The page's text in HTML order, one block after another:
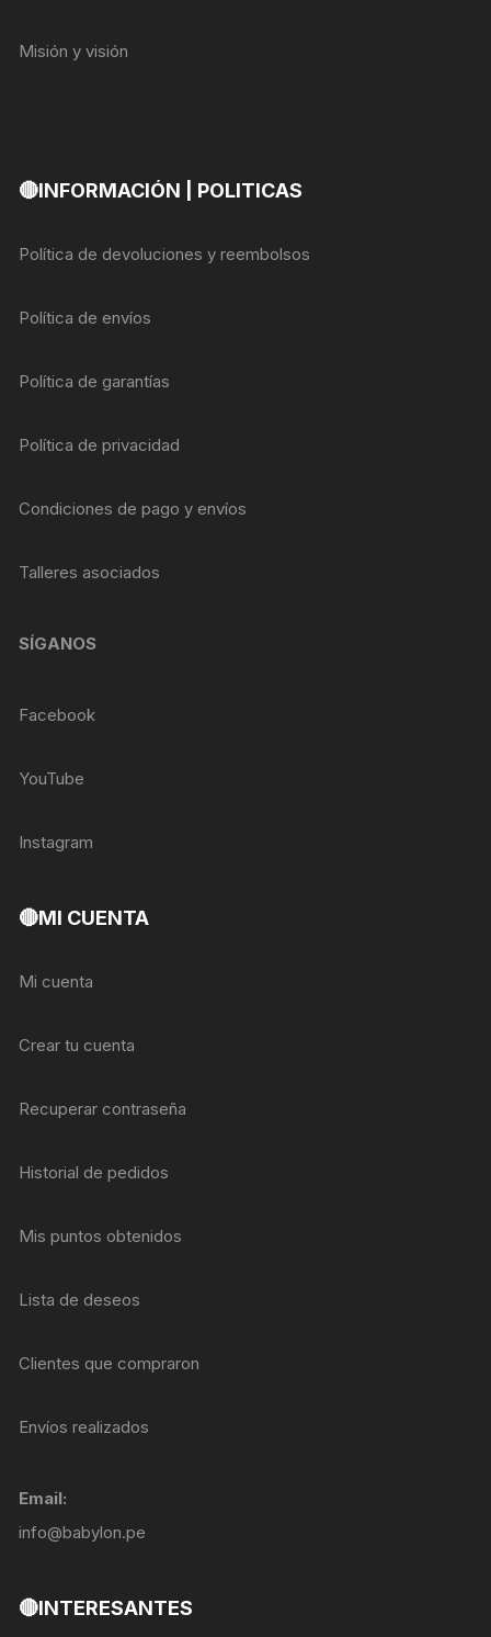
Misión y visión
🔴INFORMACIÓN | POLITICAS
Política de devoluciones y reembolsos
Política de envíos
Política de garantías
Política de privacidad
Condiciones de pago y envíos
Talleres asociados
SÍGANOS
Facebook
YouTube
Instagram
🔴MI CUENTA
Mi cuenta
Crear tu cuenta
Recuperar contraseña
Historial de pedidos
Mis puntos obtenidos
Lista de deseos
Clientes que compraron
Envíos realizados
Email:
info@babylon.pe
🔴INTERESANTES